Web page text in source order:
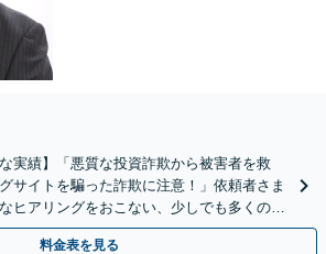
実績】「悪質な投資詐欺から被害者を救
サイトを騙った詐欺に注意！」依頼者さま
ヒアリングをおこない、少しでも多くの返
す！
料金表を見る